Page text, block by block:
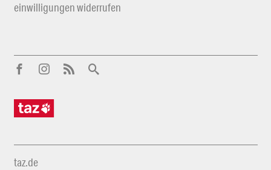
einwilligungen widerrufen
taz.de